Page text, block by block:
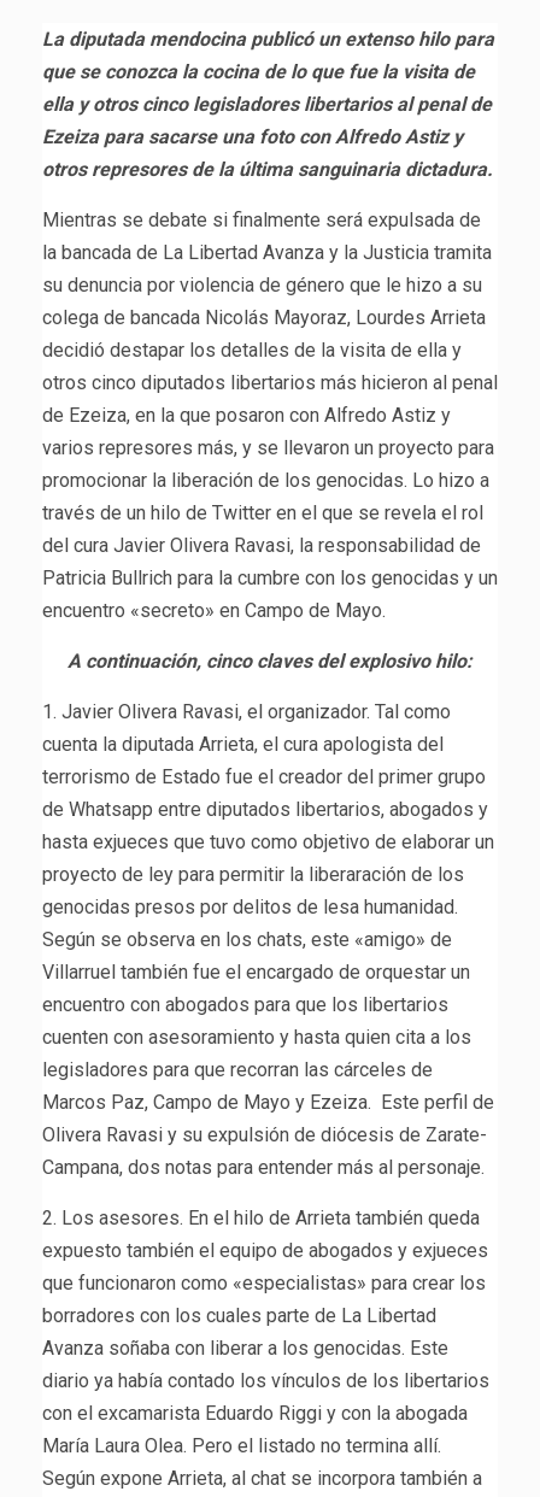
La diputada mendocina publicó un extenso hilo para
que se conozca la cocina de lo que fue la visita de
ella y otros cinco legisladores libertarios al penal de
Ezeiza para sacarse una foto con Alfredo Astiz y
otros represores de la última sanguinaria dictadura.
Mientras se debate si finalmente será expulsada de
la bancada de La Libertad Avanza y la Justicia tramita
su denuncia por violencia de género que le hizo a su
colega de bancada Nicolás Mayoraz, Lourdes Arrieta
decidió destapar los detalles de la visita de ella y
otros cinco diputados libertarios más hicieron al penal
de Ezeiza, en la que posaron con Alfredo Astiz y
varios represores más, y se llevaron un proyecto para
promocionar la liberación de los genocidas. Lo hizo a
través de un hilo de Twitter en el que se revela el rol
del cura Javier Olivera Ravasi, la responsabilidad de
Patricia Bullrich para la cumbre con los genocidas y un
encuentro «secreto» en Campo de Mayo.
A continuación, cinco claves del explosivo hilo:
1. Javier Olivera Ravasi, el organizador. Tal como
cuenta la diputada Arrieta, el cura apologista del
terrorismo de Estado fue el creador del primer grupo
de Whatsapp entre diputados libertarios, abogados y
hasta exjueces que tuvo como objetivo de elaborar un
proyecto de ley para permitir la liberaración de los
genocidas presos por delitos de lesa humanidad.
Según se observa en los chats, este «amigo» de
Villarruel también fue el encargado de orquestar un
encuentro con abogados para que los libertarios
cuenten con asesoramiento y hasta quien cita a los
legisladores para que recorran las cárceles de
Marcos Paz, Campo de Mayo y Ezeiza. Este perfil de
Olivera Ravasi y su expulsión de diócesis de Zarate-
Campana, dos notas para entender más al personaje.
2. Los asesores. En el hilo de Arrieta también queda
expuesto también el equipo de abogados y exjueces
que funcionaron como «especialistas» para crear los
borradores con los cuales parte de La Libertad
Avanza soñaba con liberar a los genocidas. Este
diario ya había contado los vínculos de los libertarios
con el excamarista Eduardo Riggi y con la abogada
María Laura Olea. Pero el listado no termina allí.
Según expone Arrieta, al chat se incorpora también a